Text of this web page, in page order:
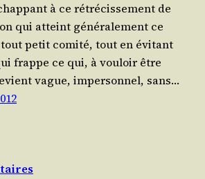
à ce rétré­cis­se­ment de
qui atteint géné­ra­le­ment ce
tout petit comi­té, tout en évi­tant
frappe ce qui, à vou­loir être
vague, imper­son­nel, sans…